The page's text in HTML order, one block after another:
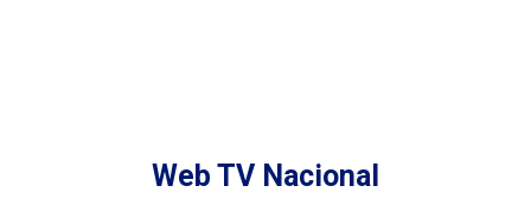
Web TV Nacional